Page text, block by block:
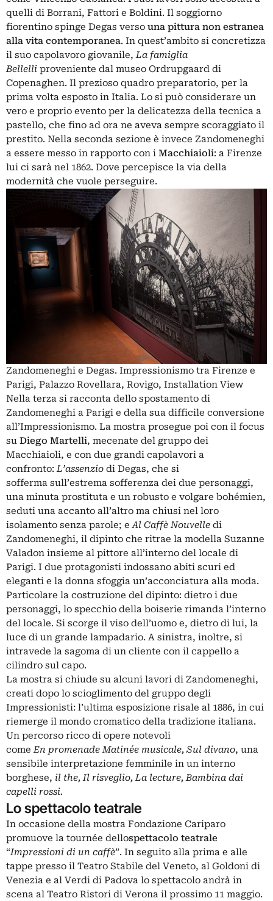
quelli di Borrani, Fattori e Boldini. Il soggiorno
fiorentino spinge Degas verso una pittura non estranea
alla vita contemporanea. In quest’ambito si concretizza
il suo capolavoro giovanile,La famiglia
Bellelli proveniente dal museo Ordrupgaard di
Copenaghen. Il prezioso quadro preparatorio, per la
prima volta esposto in Italia. Lo si può considerare un
vero e proprio evento per la delicatezza della tecnica a
pastello, che fino ad ora ne aveva sempre scoraggiato il
prestito. Nella seconda sezione è invece Zandomeneghi
a essere messo in rapporto con i Macchiaioli: a Firenze
lui ci sarà nel 1862. Dove percepisce la via della
modernità che vuole perseguire.
Zandomeneghi e Degas. Impressionismo tra Firenze e
Parigi, Palazzo Rovellara, Rovigo, Installation View
Nella terza si racconta dello spostamento di
Zandomeneghi a Parigi e della sua difficile conversione
all’Impressionismo. La mostra prosegue poi con il focus
su Diego Martelli, mecenate del gruppo dei
Macchiaioli, e con due grandi capolavori a
confronto:L’assenzio di Degas, che si
sofferma sull’estrema sofferenza dei due personaggi,
una minuta prostituta e un robusto e volgare bohémien,
seduti una accanto all’altro ma chiusi nel loro
isolamento senza parole; eAl Caffè Nouvelle di
Zandomeneghi, il dipinto che ritrae la modella Suzanne
Valadon insieme al pittore all’interno del locale di
Parigi. I due protagonisti indossano abiti scuri ed
eleganti e la donna sfoggia un’acconciatura alla moda.
Particolare la costruzione del dipinto: dietro i due
personaggi, lo specchio della boiserie rimanda l’interno
del locale. Si scorge il viso dell’uomo e, dietro di lui, la
luce di un grande lampadario. A sinistra, inoltre, si
intravede la sagoma di un cliente con il cappello a
cilindro sul capo.
La mostra si chiude su alcuni lavori di Zandomeneghi,
creati dopo lo scioglimento del gruppo degli
Impressionisti: l’ultima esposizione risale al 1886, in cui
riemerge il mondo cromatico della tradizione italiana.
Un percorso ricco di opere notevoli
comeEn promenade Matinée musicale, Sul divano, una
sensibile interpretazione femminile in un interno
borghese, il the, Il risveglio, La lecture, Bambina dai
capelli rossi.
Lo spettacolo teatrale
In occasione della mostra Fondazione Cariparo
promuove la tournée dellospettacolo teatrale
“Impressioni di un caffè”. In seguito alla prima e alle
tappe presso il Teatro Stabile del Veneto, al Goldoni di
Venezia e al Verdi di Padova lo spettacolo andrà in
scena al Teatro Ristori di Verona il prossimo 11 maggio.